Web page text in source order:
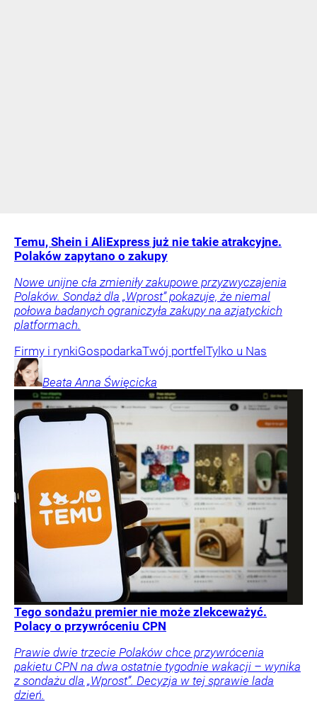
Temu, Shein i AliExpress już nie takie atrakcyjne.
Polaków zapytano o zakupy
Nowe unijne cła zmieniły zakupowe przyzwyczajenia
Polaków. Sondaż dla „Wprost” pokazuje, że niemal
połowa badanych ograniczyła zakupy na azjatyckich
platformach.
Firmy i rynkiGospodarkaTwój portfelTylko u Nas
Beata Anna Święcicka
Tego sondażu premier nie może zlekceważyć.
Polacy o przywróceniu CPN
Prawie dwie trzecie Polaków chce przywrócenia
pakietu CPN na dwa ostatnie tygodnie wakacji – wynika
z sondażu dla „Wprost”. Decyzja w tej sprawie lada
dzień.